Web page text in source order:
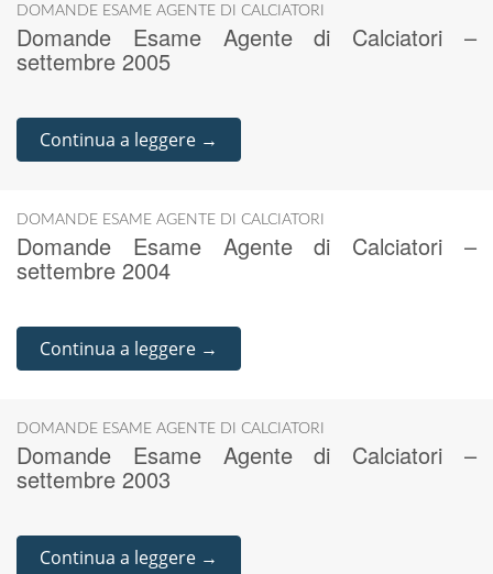
DOMANDE ESAME AGENTE DI CALCIATORI
Domande Esame Agente di Calciatori –
settembre 2005
Continua a leggere →
DOMANDE ESAME AGENTE DI CALCIATORI
Domande Esame Agente di Calciatori –
settembre 2004
Continua a leggere →
DOMANDE ESAME AGENTE DI CALCIATORI
Domande Esame Agente di Calciatori –
settembre 2003
Continua a leggere →